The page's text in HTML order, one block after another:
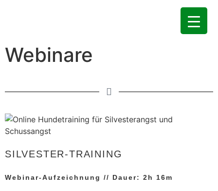
Webinare
SILVESTER-TRAINING
Webinar-Aufzeichnung // Dauer: 2h 16m